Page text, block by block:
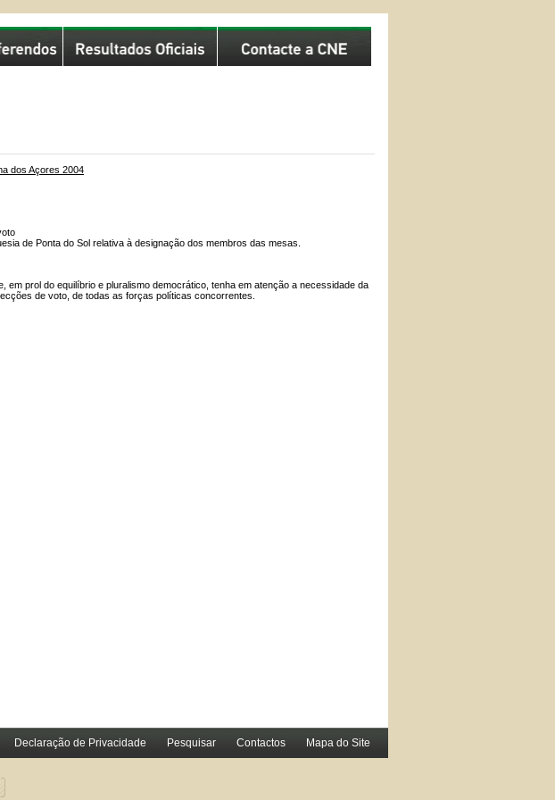
dos Açores 2004
de Ponta do Sol relativa à designação dos membros das mesas.
em prol do equilíbrio e pluralismo democrático, tenha em atenção a necessidade da
de voto, de todas as forças políticas concorrentes.
Declaração de Privacidade Pesquisar Contactos Mapa do Site